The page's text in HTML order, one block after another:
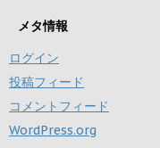
メタ情報
ログイン
投稿フィード
コメントフィード
WordPress.org